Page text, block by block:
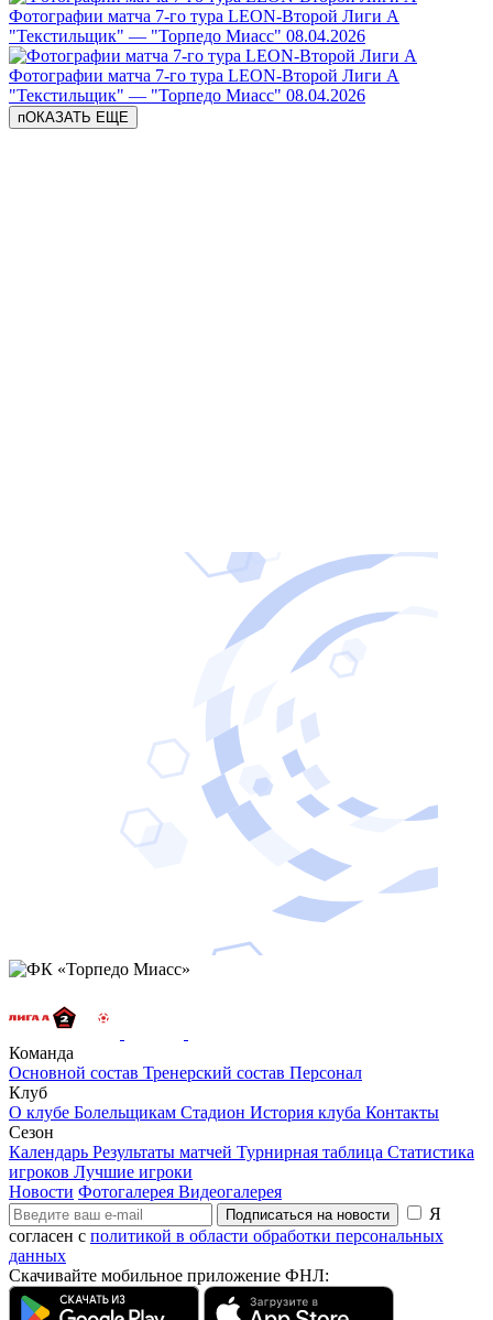
Фотографии матча 7-го тура LEON-Второй Лиги А
"Текстильщик" — "Торпедо Миасс" 08.04.2026
Фотографии матча 7-го тура LEON-Второй Лиги А
"Текстильщик" — "Торпедо Миасс" 08.04.2026
пОКАЗАТЬ ЕЩЕ
Команда
Основной состав Тренерский состав Персонал
Клуб
О клубе Болельщикам Стадион История клуба Контакты
Сезон
Календарь Результаты матчей Турнирная таблица Статистика
игроков Лучшие игроки
Новости Фотогалерея Видеогалерея
Подписаться на новости
Я
согласен с политикой в области обработки персональных
данных
Скачивайте мобильное приложение ФНЛ: